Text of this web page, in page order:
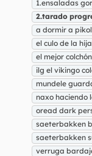
1.ensaladas
2.tarado
a dormir a
el culo de la
el mejor
ilg el vikingo
mundele
naxo haciendo
oread dark
saeterbakken
saeterbakken
verruga